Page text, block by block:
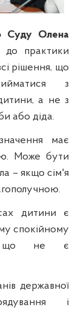
Суду Олена
до практики
рішення, що
з
а не з
або діда.
має
Може бути
– якщо сім'я
дитини є
спокійному
що не є
державної
і